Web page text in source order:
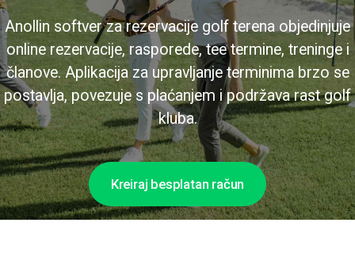
Anollin softver za rezervacije golf terena objedinjuje
online rezervacije, rasporede, tee termine, treninge i
članove. Aplikacija za upravljanje terminima brzo se
postavlja, povezuje s plaćanjem i podržava rast golf
kluba.
Kreiraj besplatan račun